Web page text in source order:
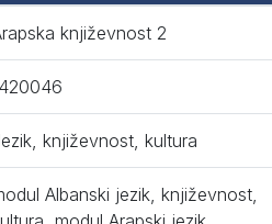
književnost 2
književnost, kultura
Albanski jezik, književnost,